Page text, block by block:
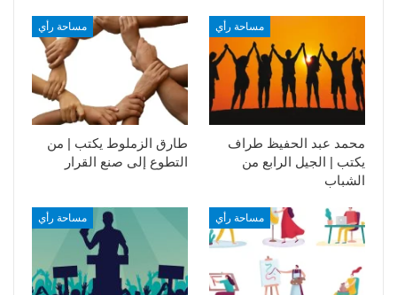
مساحة رأي
طارق الزملوط يكتب | من
التطوع إلى صنع القرار
مساحة رأي
محمد عبد الحفيظ طراف
يكتب | الجيل الرابع من
الشباب
مساحة رأي مساحة رأي